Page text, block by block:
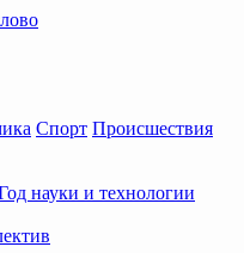
Спорт Происшествия
науки и технологии